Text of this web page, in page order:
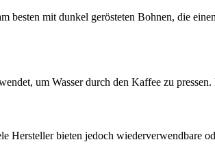
besten mit dunkel gerösteten Bohnen, die
um Wasser durch den Kaffee zu
bieten jedoch wiederverwendbare